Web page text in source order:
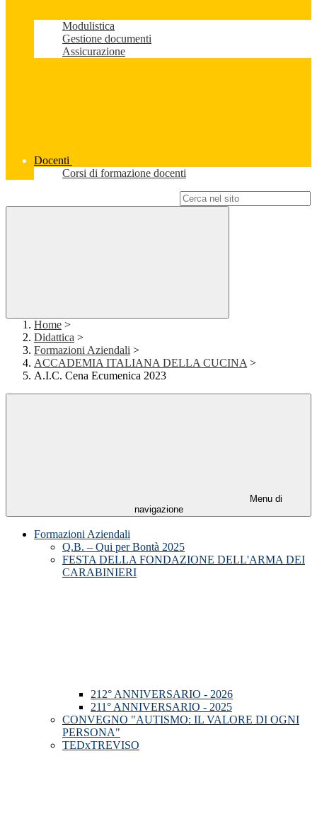
Modulistica
Gestione documenti
Assicurazione
Docenti
Corsi di formazione docenti
Home >
Didattica >
Formazioni Aziendali >
ACCADEMIA ITALIANA DELLA CUCINA >
A.I.C. Cena Ecumenica 2023
Menu di
navigazione
Formazioni Aziendali
Q.B. – Qui per Bontà 2025
FESTA DELLA FONDAZIONE DELL'ARMA DEI
CARABINIERI
212° ANNIVERSARIO - 2026
211° ANNIVERSARIO - 2025
CONVEGNO "AUTISMO: IL VALORE DI OGNI
PERSONA"
TEDxTREVISO